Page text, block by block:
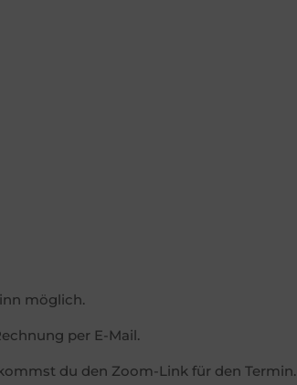
möglich.
per E-Mail.
du den Zoom-Link für den Termin.